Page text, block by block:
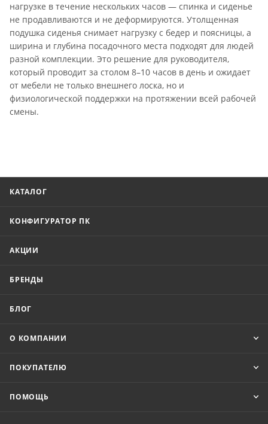
нагрузке в течение нескольких часов — спинка и сиденье
не продавливаются и не деформируются. Утолщенная
подушка сиденья снимает нагрузку с бедер и поясницы, а
ширина и глубина посадочного места подходят для людей
разной комплекции. Это решение для руководителя,
который проводит за столом 8–10 часов в день и ожидает
от мебели не только внешнего лоска, но и
физиологической поддержки на протяжении всей рабочей
смены.
КАТАЛОГ
КОНФИГУРАТОР ПК
АКЦИИ
БРЕНДЫ
БЛОГ
О КОМПАНИИ
ПОКУПАТЕЛЮ
ПОМОЩЬ